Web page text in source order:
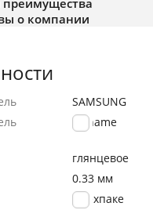
о компании
SAMSUNG
Noname
глянцевое
0.33 мм
в техпаке